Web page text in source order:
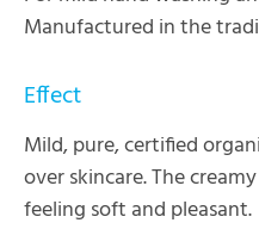
Manufactured in the
Effect
Mild, pure, certified
over skincare. The
feeling soft and pleasant.